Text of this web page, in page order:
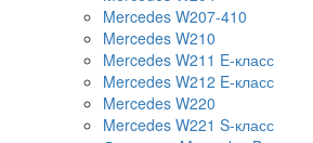
Mercedes W207-410
Mercedes W210
Mercedes W211 E-класс
Mercedes W212 E-класс
Mercedes W220
Mercedes W221 S-класс